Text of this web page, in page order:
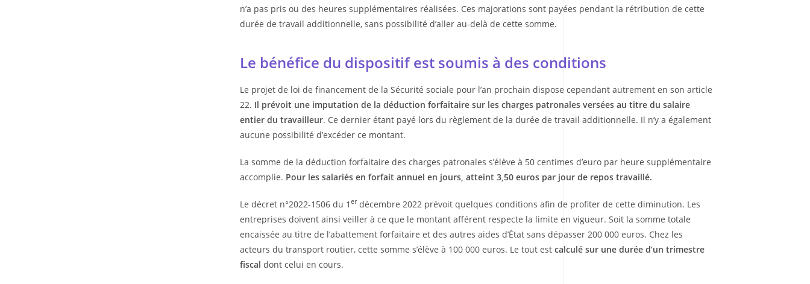
n’a pas pris ou des heures supplémentaires réalisées. Ces majorations sont payées pendant la rétribution de cette
durée de travail additionnelle, sans possibilité d’aller au-delà de cette somme.
Le bénéfice du dispositif est soumis à des conditions
Le projet de loi de financement de la Sécurité sociale pour l’an prochain dispose cependant autrement en son article
22. Il prévoit une imputation de la déduction forfaitaire sur les charges patronales versées au titre du salaire
entier du travailleur. Ce dernier étant payé lors du règlement de la durée de travail additionnelle. Il n’y a également
aucune possibilité d’excéder ce montant.
La somme de la déduction forfaitaire des charges patronales s’élève à 50 centimes d’euro par heure supplémentaire
accomplie. Pour les salariés en forfait annuel en jours, atteint 3,50 euros par jour de repos travaillé.
Le décret n°2022-1506 du 1erdécembre 2022 prévoit quelques conditions afin de profiter de cette diminution. Les
entreprises doivent ainsi veiller à ce que le montant afférent respecte la limite en vigueur. Soit la somme totale
encaissée au titre de l’abattement forfaitaire et des autres aides d’État sans dépasser 200 000 euros. Chez les
acteurs du transport routier, cette somme s’élève à 100 000 euros. Le tout estcalculé sur une durée d’un trimestre
fiscal dont celui en cours.